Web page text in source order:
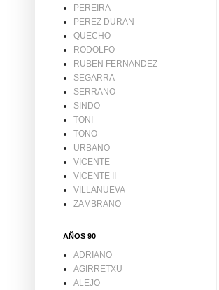
PEREIRA
PEREZ DURAN
QUECHO
RODOLFO
RUBEN FERNANDEZ
SEGARRA
SERRANO
SINDO
TONI
TONO
URBANO
VICENTE
VICENTE II
VILLANUEVA
ZAMBRANO
AÑOS 90
ADRIANO
AGIRRETXU
ALEJO